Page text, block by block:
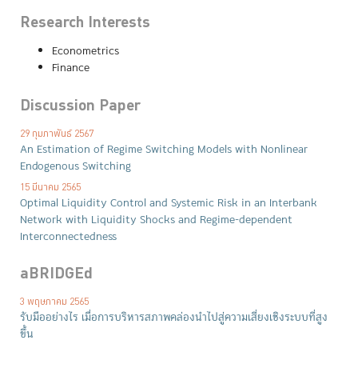
Research Interests
Econometrics
Finance
Discussion Paper
29 กุมภาพันธ์ 2567
An Estimation of Regime Switching Models with Nonlinear
Endogenous Switching
15 มีนาคม 2565
Optimal Liquidity Control and Systemic Risk in an Interbank
Network with Liquidity Shocks and Regime-dependent
Interconnectedness
aBRIDGEd
3 พฤษภาคม 2565
รับมืออย่างไร เมื่อการบริหารสภาพคล่องนำไปสู่ความเสี่ยงเชิงระบบที่สูง
ขึ้น